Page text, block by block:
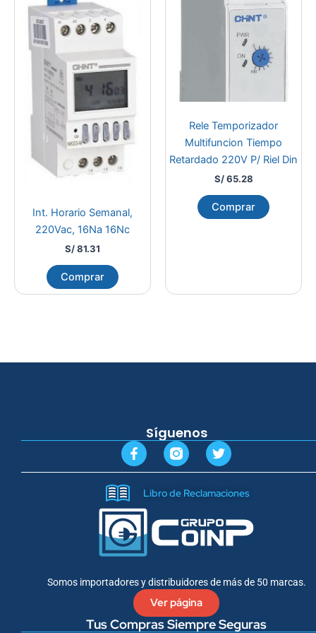
Int. Horario Semanal,
220Vac, 16Na 16Nc
S/81.31
Comprar
Rele Temporizador
Multifuncion Tiempo
Retardado 220V P/ Riel Din
S/65.28
Comprar
Somos importadores y distribuidores de más de 50 marcas.
Ver página
Tus Compras Siempre Seguras
Síguenos
F
a
c
o
o
k
-
f
T
w
i
t
r
Libro de Reclamaciones